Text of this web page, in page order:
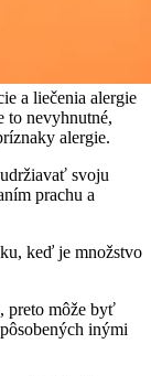
a liečenia alergie
to nevyhnutné,
alergie.
udržiavať svoju
prachu a
keď je množstvo
preto môže byť
inými